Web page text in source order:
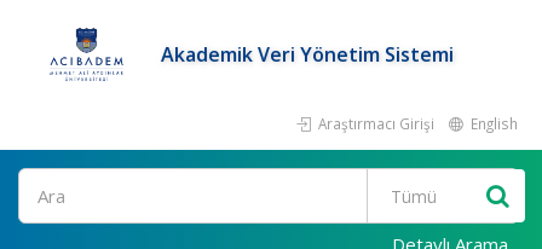
Akademik Veri Yönetim Sistemi
Araştırmacı Girişi English
Ara
Detaylı Arama